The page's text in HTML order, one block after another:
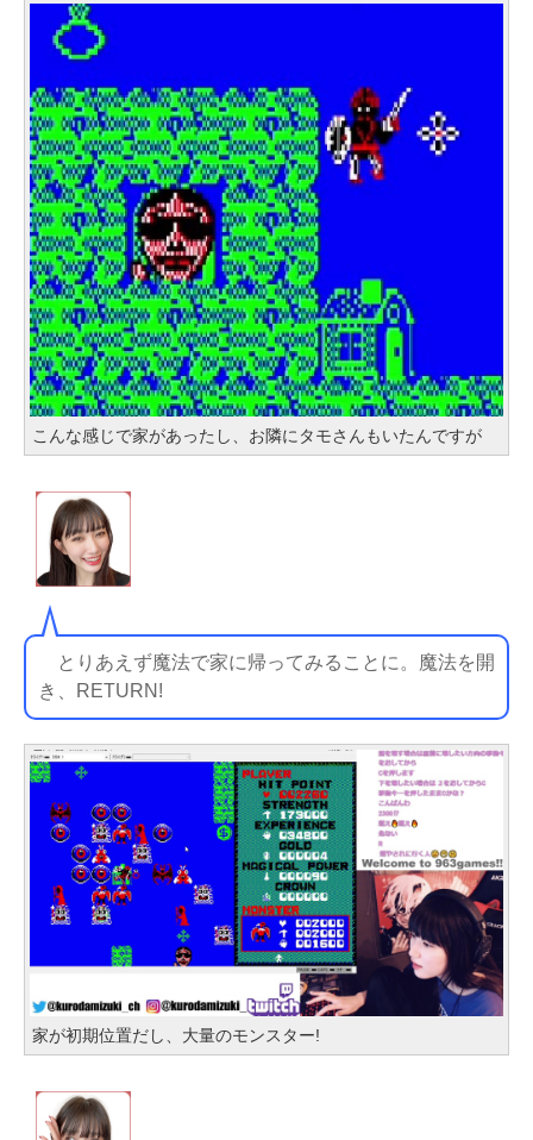
こんな感じで家があったし、お隣にタモさんもいたんですが
とりあえず魔法で家に帰ってみることに。魔法を開
き、RETURN!
家が初期位置だし、大量のモンスター!